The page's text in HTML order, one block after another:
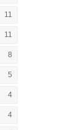
11
11
8
5
4
4